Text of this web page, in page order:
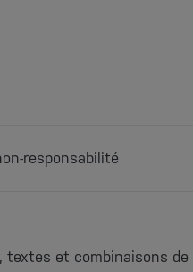
responsabilité
et combinaisons de